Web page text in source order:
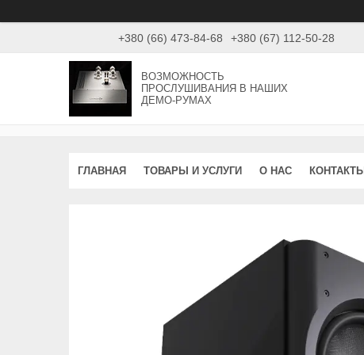
+380 (66) 473-84-68 +380 (67) 112-50-28
ВОЗМОЖНОСТЬ
ПРОСЛУШИВАНИЯ В НАШИХ
ДЕМО-РУМАХ
ГЛАВНАЯ ТОВАРЫ И УСЛУГИ О НАС КОНТАКТЫ